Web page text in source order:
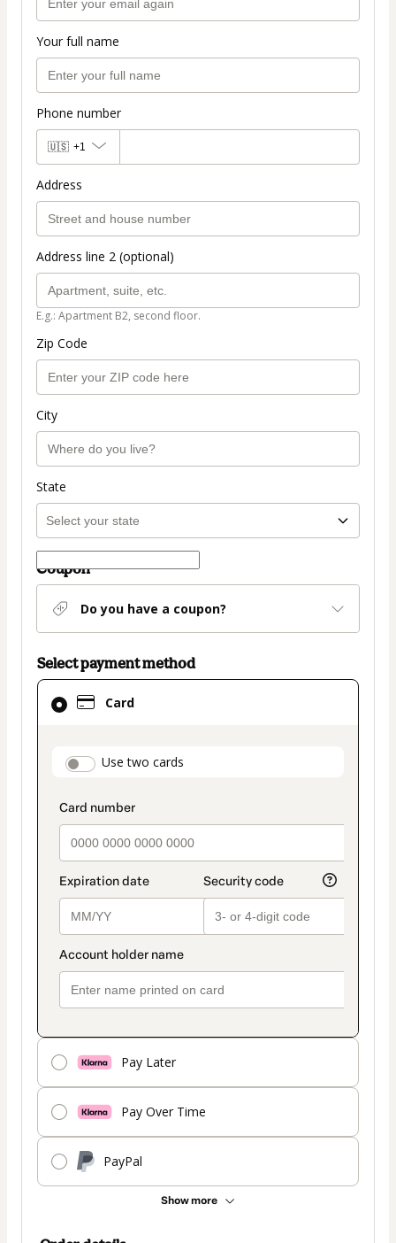
Your full name
Phone number
🇺🇸 +1
Address
Address line 2 (optional)
E.g.: Apartment B2, second floor.
Zip Code
City
State
Coupon
Do you have a coupon?
Select payment method
Card
payment_data.section_title_v2
Use two cards
Pay Later
Pay Over Time
PayPal
Show more
Card
selected
method